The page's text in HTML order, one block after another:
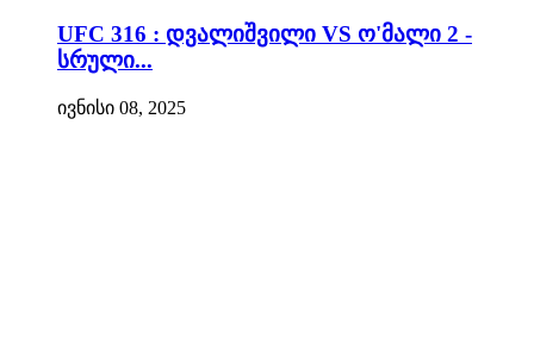
UFC 316 : დვალიშვილი VS ო'მალი 2 -
სრული...
ივნისი 08, 2025